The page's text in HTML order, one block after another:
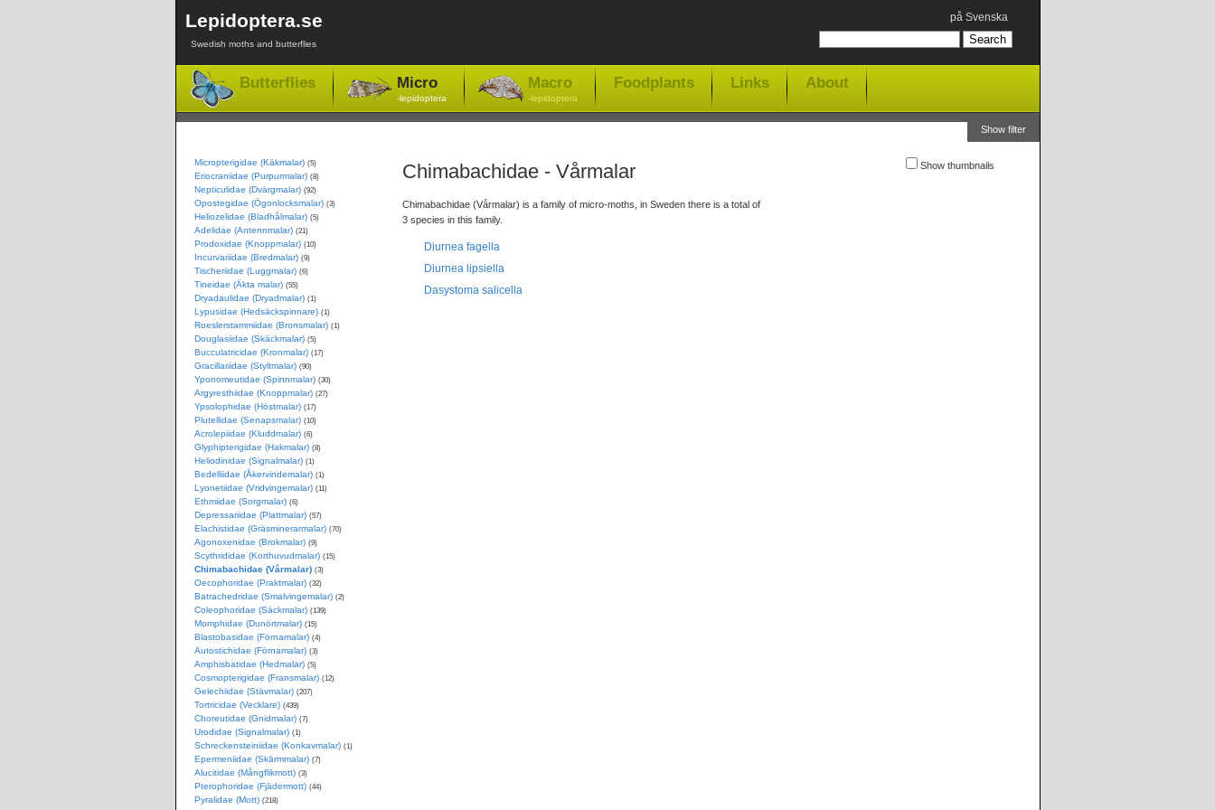
Lepidoptera.se
Swedish moths and butterflies
på Svenska
Butterflies Micro
-lepidoptera
Macro
-lepidoptera
Foodplants Links About
Show filter
Chimabachidae - Vårmalar
Chimabachidae (Vårmalar) is a family of micro-moths, in Sweden there is a total of
3 species in this family.
Diurnea fagella
Diurnea lipsiella
Dasystoma salicella
Show thumbnails
Micropterigidae (Käkmalar) (5)
Eriocraniidae (Purpurmalar) (8)
Nepticulidae (Dvärgmalar) (92)
Opostegidae (Ögonlocksmalar) (3)
Heliozelidae (Bladhålmalar) (5)
Adelidae (Antennmalar) (21)
Prodoxidae (Knoppmalar) (10)
Incurvariidae (Bredmalar) (9)
Tischeriidae (Luggmalar) (6)
Tineidae (Äkta malar) (55)
Dryadaulidae (Dryadmalar) (1)
Lypusidae (Hedsäckspinnare) (1)
Roeslerstammiidae (Bronsmalar) (1)
Douglasiidae (Skäckmalar) (5)
Bucculatricidae (Kronmalar) (17)
Gracillariidae (Styltmalar) (90)
Yponomeutidae (Spinnmalar) (30)
Argyresthiidae (Knoppmalar) (27)
Ypsolophidae (Höstmalar) (17)
Plutellidae (Senapsmalar) (10)
Acrolepiidae (Kluddmalar) (6)
Glyphipterigidae (Hakmalar) (8)
Heliodinidae (Signalmalar) (1)
Bedelliidae (Åkervindemalar) (1)
Lyonetiidae (Vridvingemalar) (11)
Ethmiidae (Sorgmalar) (6)
Depressariidae (Plattmalar) (57)
Elachistidae (Gräsminerarmalar) (70)
Agonoxenidae (Brokmalar) (9)
Scythrididae (Korthuvudmalar) (15)
Chimabachidae (Vårmalar) (3)
Oecophoridae (Praktmalar) (32)
Batrachedridae (Smalvingemalar) (2)
Coleophoridae (Säckmalar) (139)
Momphidae (Dunörtmalar) (15)
Blastobasidae (Förnamalar) (4)
Autostichidae (Förnamalar) (3)
Amphisbatidae (Hedmalar) (5)
Cosmopterigidae (Fransmalar) (12)
Gelechiidae (Stävmalar) (207)
Tortricidae (Vecklare) (439)
Choreutidae (Gnidmalar) (7)
Urodidae (Signalmalar) (1)
Schreckensteiniidae (Konkavmalar) (1)
Epermeniidae (Skärmmalar) (7)
Alucitidae (Mångflikmott) (3)
Pterophoridae (Fjädermott) (44)
Pyralidae (Mott) (218)